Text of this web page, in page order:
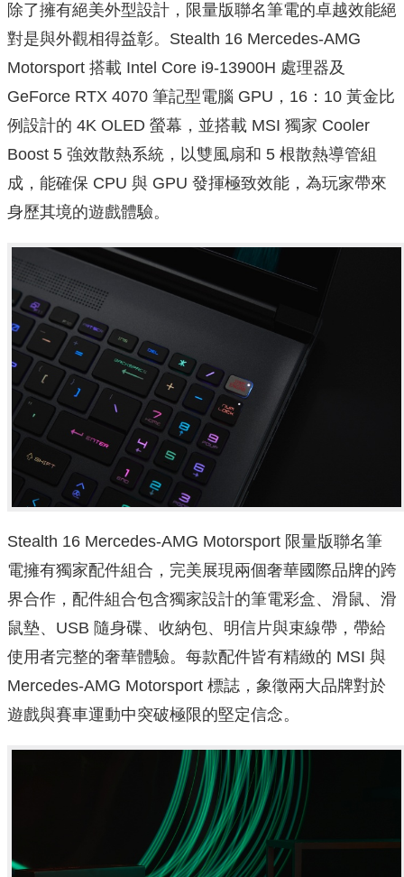
除了擁有絕美外型設計，限量版聯名筆電的卓越效能絕
對是與外觀相得益彰。Stealth 16 Mercedes-AMG
Motorsport 搭載 Intel Core i9-13900H 處理器及
GeForce RTX 4070 筆記型電腦 GPU，16：10 黃金比
例設計的 4K OLED 螢幕，並搭載 MSI 獨家 Cooler
Boost 5 強效散熱系統，以雙風扇和 5 根散熱導管組
成，能確保 CPU 與 GPU 發揮極致效能，為玩家帶來
身歷其境的遊戲體驗。
Stealth 16 Mercedes-AMG Motorsport 限量版聯名筆
電擁有獨家配件組合，完美展現兩個奢華國際品牌的跨
界合作，配件組合包含獨家設計的筆電彩盒、滑鼠、滑
鼠墊、USB 隨身碟、收納包、明信片與束線帶，帶給
使用者完整的奢華體驗。每款配件皆有精緻的 MSI 與
Mercedes-AMG Motorsport 標誌，象徵兩大品牌對於
遊戲與賽車運動中突破極限的堅定信念。